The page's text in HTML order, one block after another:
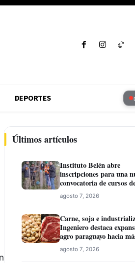
DEPORTES
Últimos artículos
Instituto Belén abre
inscripciones para una
convocatoria de cursos
formación laboral en
agosto 7, 2026
Carne, soja e
Ingeniero destaca
agro paraguayo hacia
mercados
agosto 7, 2026